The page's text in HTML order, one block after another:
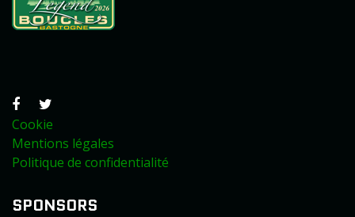
Cookie
Mentions légales
Politique de confidentialité
SPONSORS